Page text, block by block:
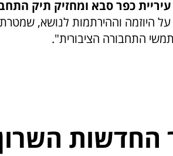
כפר סבא ומחזיק תיק
על היוזמה וההירתמות לנושא,
התחבורה הציבורית".
החדשות